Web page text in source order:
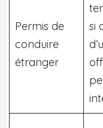
Permis de
conduire
étranger
si